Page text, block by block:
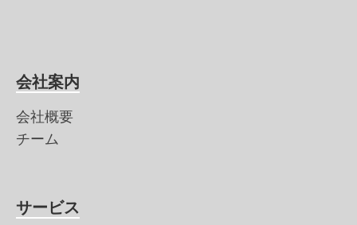
会社案内
会社概要
チーム
サービス